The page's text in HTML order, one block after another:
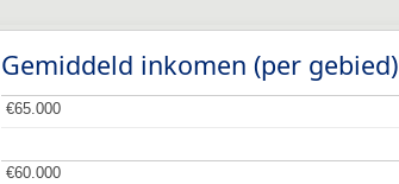
Gemiddeld inkomen (per gebied)
€60.000
€60.000
€65.000
€65.000